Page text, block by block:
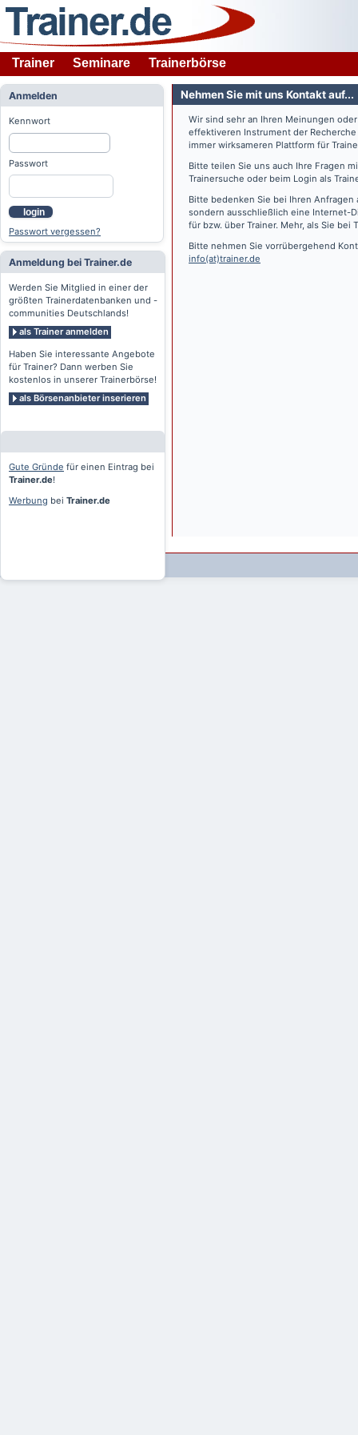
Trainer Seminare Trainerbörse
Anmelden
Kennwort
Passwort
login
Passwort vergessen?
Anmeldung bei Trainer.de
Werden Sie Mitglied in einer der
größten Trainerdatenbanken und -
communities Deutschlands!
als Trainer anmelden
Haben Sie interessante Angebote
für Trainer? Dann werben Sie
kostenlos in unserer Trainerbörse!
als Börsenanbieter inserieren
Gute Gründe für einen Eintrag bei
Trainer.de!
Werbung bei Trainer.de
Nehmen Sie mit uns Kontakt auf...
Wir sind sehr an Ihren Meinungen
effektiveren Instrument der
immer wirksameren Plattform für
Bitte teilen Sie uns auch Ihre Fragen
Trainersuche oder beim Login als
Bitte bedenken Sie bei Ihren
sondern ausschließlich eine Internet-
für bzw. über Trainer. Mehr, als Sie bei
Bitte nehmen Sie vorrübergehend
info(at)trainer.de